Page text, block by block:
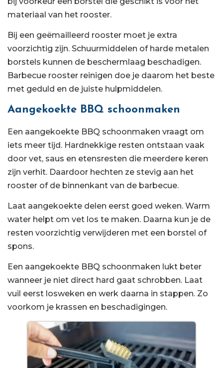
materiaal van het rooster.
Bij een geëmailleerd rooster moet je extra
voorzichtig zijn. Schuurmiddelen of harde metalen
borstels kunnen de beschermlaag beschadigen.
Barbecue rooster reinigen doe je daarom het beste
met geduld en de juiste hulpmiddelen.
Aangekoekte BBQ schoonmaken
Een aangekoekte BBQ schoonmaken vraagt om
iets meer tijd. Hardnekkige resten ontstaan vaak
door vet, saus en etensresten die meerdere keren
zijn verhit. Daardoor hechten ze stevig aan het
rooster of de binnenkant van de barbecue.
Laat aangekoekte delen eerst goed weken. Warm
water helpt om vet los te maken. Daarna kun je de
resten voorzichtig verwijderen met een borstel of
spons.
Een aangekoekte BBQ schoonmaken lukt beter
wanneer je niet direct hard gaat schrobben. Laat
vuil eerst losweken en werk daarna in stappen. Zo
voorkom je krassen en beschadigingen.